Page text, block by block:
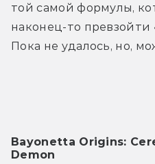
той самой формулы,
наконец-то превзойти
Пока не удалось, но,
Bayonetta Origins:
Demon